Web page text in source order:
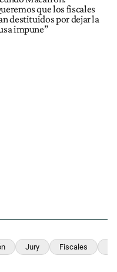
que los fiscales
destituidos por dejar la
impune”
Jury Fiscales